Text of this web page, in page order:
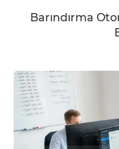
Barındırma